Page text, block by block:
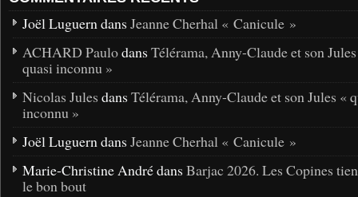
Joël Luguern dans Jeanne Cherhal « Canicule »
ACHARD Paulodans Télérama, Anny-Claude et son
quasi inconnu »
Nicolas Jules dans Télérama, Anny-Claude et son Jules «
inconnu »
Joël Luguern dans Jeanne Cherhal « Canicule »
Marie-Christine André dans Barjac 2026. Les Copines
le bon bout